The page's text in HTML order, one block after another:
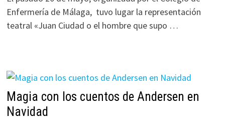
Enfermería de Málaga, tuvo lugar la representación
teatral «Juan Ciudad o el hombre que supo …
Magia con los cuentos de Andersen en
Navidad